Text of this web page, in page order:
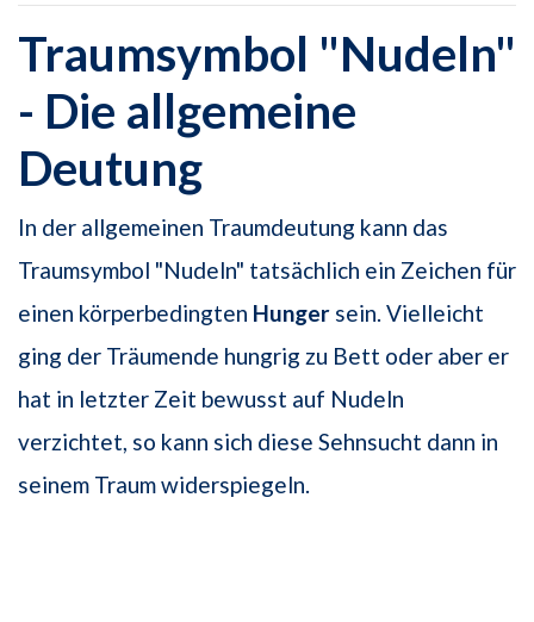
Traumsymbol "Nudeln"
- Die allgemeine
Deutung
In der allgemeinen Traumdeutung kann das
Traumsymbol "Nudeln" tatsächlich ein Zeichen für
einen körperbedingten Hunger sein. Vielleicht
ging der Träumende hungrig zu Bett oder aber er
hat in letzter Zeit bewusst auf Nudeln
verzichtet, so kann sich diese Sehnsucht dann in
seinem Traum widerspiegeln.